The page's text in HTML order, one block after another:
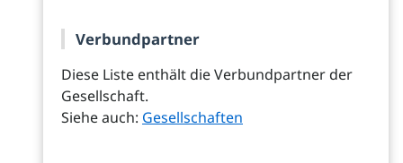
Verbundpartner
Diese Liste enthält die Verbundpartner der
Gesellschaft.
Siehe auch: Gesellschaften